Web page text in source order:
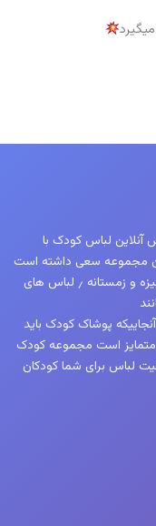
فروش آنلاین لباس کودک با
مجموعه سعی داشته است
تمام نیازهای کودکان شما را اعم از لباس های پاییزه و زمستانه ٫ لباس های
از آنجاییکه پوشاک کودک باید
متمایز است مجموعه کودک
لباس برای شما کودکان